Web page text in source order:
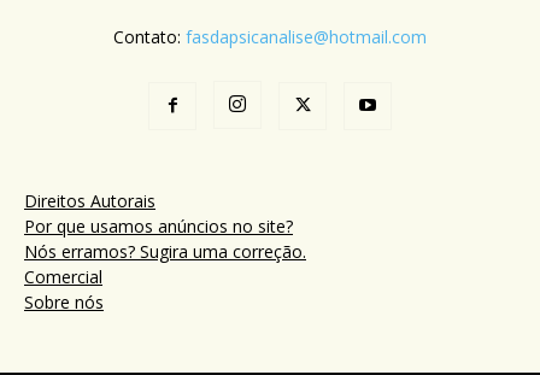
Contato: fasdapsicanalise@hotmail.com
Direitos Autorais
Por que usamos anúncios no site?
Nós erramos? Sugira uma correção.
Comercial
Sobre nós